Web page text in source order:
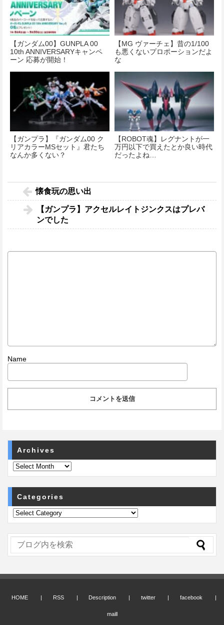
【ガンダム00】GUNPLA 00
10th ANNIVERSARYキャンペ
ーン 応募が開始！
【MG ヴァーチェ】昔の1/100
も悪くないプロポーションだよ
な
【ガンプラ】『ガンダム00 ク
リアカラーMSセット』君たち
なんか多くない？
【ROBOT魂】レグナントが一
万円以下で買えたとか良い時代
だったよね…
懐食玩の思い出
【ガンプラ】アクセルレイトジンクスはプレバ
ンでした
Name
Archives
Categories
HOME RSS Description twitter facebook
maill